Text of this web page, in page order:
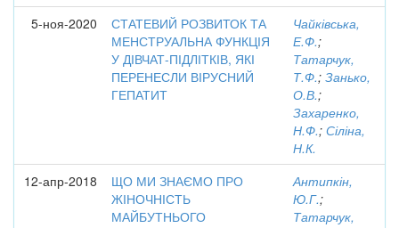
5-ноя-2020
СТАТЕВИЙ РОЗВИТОК ТА
МЕНСТРУАЛЬНА ФУНКЦІЯ
У ДІВЧАТ-ПІДЛІТКІВ, ЯКІ
ПЕРЕНЕСЛИ ВІРУСНИЙ
ГЕПАТИТ
Чайківська,
Е.Ф.;
Татарчук,
Т.Ф.; Занько,
О.В.;
Захаренко,
Н.Ф.; Сіліна,
Н.К.
12-апр-2018
ЩО МИ ЗНАЄМО ПРО
ЖІНОЧНІСТЬ
МАЙБУТНЬОГО
Антипкін,
Ю.Г.;
Татарчук,